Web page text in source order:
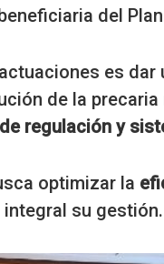
del
es dar
de la
regulación y
optimizar la
su gestión.